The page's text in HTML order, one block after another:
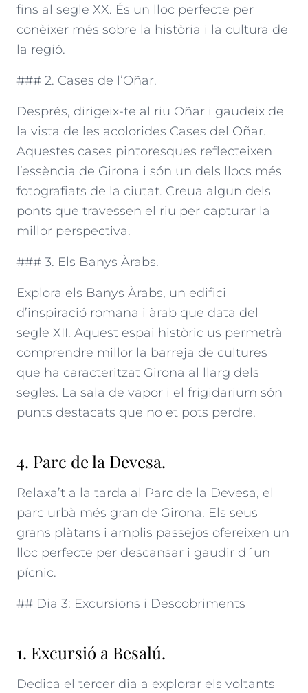
fins al segle XX. És un lloc perfecte per
conèixer més sobre la història i la cultura de
la regió.
### 2. Cases de l’Oñar.
Després, dirigeix-te al riu Oñar i gaudeix de
la vista de les acolorides Cases del Oñar.
Aquestes cases pintoresques reflecteixen
l’essència de Girona i són un dels llocs més
fotografiats de la ciutat. Creua algun dels
ponts que travessen el riu per capturar la
millor perspectiva.
### 3. Els Banys Àrabs.
Explora els Banys Àrabs, un edifici
d’inspiració romana i àrab que data del
segle XII. Aquest espai històric us permetrà
comprendre millor la barreja de cultures
que ha caracteritzat Girona al llarg dels
segles. La sala de vapor i el frigidarium són
punts destacats que no et pots perdre.
4. Parc de la Devesa.
Relaxa’t a la tarda al Parc de la Devesa, el
parc urbà més gran de Girona. Els seus
grans plàtans i amplis passejos ofereixen un
lloc perfecte per descansar i gaudir d´un
pícnic.
## Dia 3: Excursions i Descobriments
1. Excursió a Besalú.
Dedica el tercer dia a explorar els voltants